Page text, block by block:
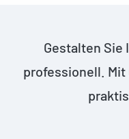
Gestalten Sie
professionell.